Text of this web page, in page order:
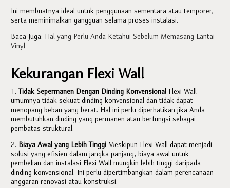
Ini membuatnya ideal untuk penggunaan sementara atau temporer,
serta meminimalkan gangguan selama proses instalasi.
Baca Juga: Hal yang Perlu Anda Ketahui Sebelum Memasang Lantai
Vinyl
Kekurangan Flexi Wall
1.Tidak Sepermanen Dengan Dinding Konvensional Flexi Wall
umumnya tidak sekuat dinding konvensional dan tidak dapat
menopang beban yang berat. Hal ini perlu diperhatikan jika Anda
membutuhkan dinding yang permanen atau berfungsi sebagai
pembatas struktural.
2. Biaya Awal yang Lebih Tinggi Meskipun Flexi Wall dapat menjadi
solusi yang efisien dalam jangka panjang, biaya awal untuk
pembelian dan instalasi Flexi Wall mungkin lebih tinggi daripada
dinding konvensional. Ini perlu dipertimbangkan dalam perencanaan
anggaran renovasi atau konstruksi.